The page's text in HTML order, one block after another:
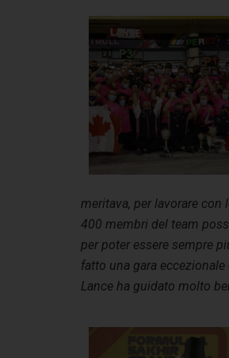
meritava, per lavorare
400 membri del team
per poter essere sempre
fatto una gara
Lance ha guidato molto